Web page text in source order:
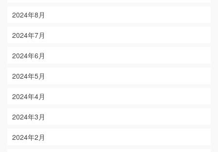
2024年8月
2024年7月
2024年6月
2024年5月
2024年4月
2024年3月
2024年2月